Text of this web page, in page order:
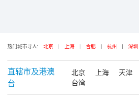
热门城市寻人: 北京 | 上海 | 合肥 | 杭州 | 深圳
直辖市及港澳
台
北京 上海 天津
台湾